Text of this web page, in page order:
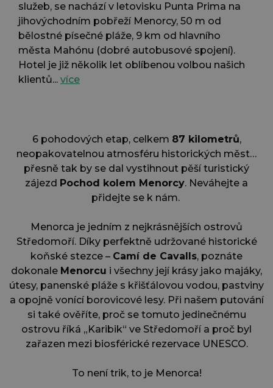
služeb, se nachází v letovisku Punta Prima na
jihovýchodním pobřeží Menorcy, 50 m od
bělostné písečné pláže, 9 km od hlavního
města Mahónu (dobré autobusové spojení).
Hotel je již několik let oblíbenou volbou našich
klientů... více
6 pohodových etap, celkem 87 kilometrů,
neopakovatelnou atmosféru historických měst…
přesně tak by se dal vystihnout pěší turistický
zájezd Pochod kolem Menorcy. Neváhejte a
přidejte se k nám.
Menorca je jedním z nejkrásnějších ostrovů
Středomoří. Díky perfektně udržované historické
koňské stezce – Camí de Cavalls, poznáte
dokonale Menorcu i všechny její krásy jako majáky,
útesy, panenské pláže s křišťálovou vodou, pastviny
a opojně vonící borovicové lesy. Při našem putování
si také ověříte, proč se tomuto jedinečnému
ostrovu říká „Karibik“ ve Středomoří a proč byl
zařazen mezi biosférické rezervace UNESCO.
To není trik, to je Menorca!